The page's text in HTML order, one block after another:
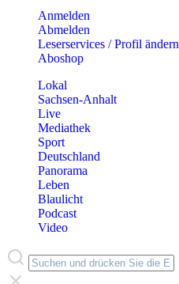
Anmelden
Abmelden
Leserservices / Profil ändern
Aboshop
Lokal
Sachsen-Anhalt
Live
Mediathek
Sport
Deutschland
Panorama
Leben
Blaulicht
Podcast
Video